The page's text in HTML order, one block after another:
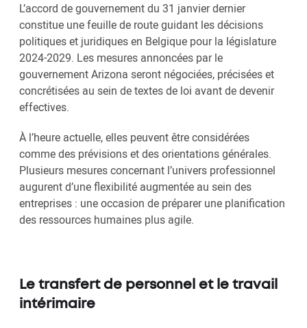
L’accord de gouvernement du 31 janvier dernier
constitue une feuille de route guidant les décisions
politiques et juridiques en Belgique pour la législature
2024-2029. Les mesures annoncées par le
gouvernement Arizona seront négociées, précisées et
concrétisées au sein de textes de loi avant de devenir
effectives.
À l’heure actuelle, elles peuvent être considérées
comme des prévisions et des orientations générales.
Plusieurs mesures concernant l’univers professionnel
augurent d’une flexibilité augmentée au sein des
entreprises : une occasion de préparer une planification
des ressources humaines plus agile.
Le transfert de personnel et le travail
intérimaire